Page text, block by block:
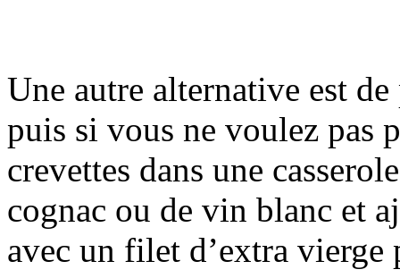
Une autre alternative est
puis si vous ne voulez pas
crevettes dans une
cognac ou de vin blanc et
avec un filet d’extra vierge